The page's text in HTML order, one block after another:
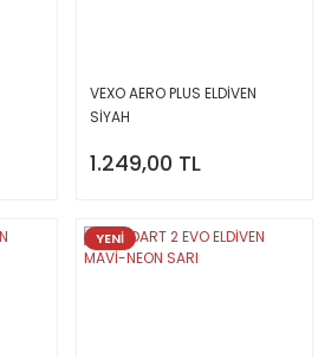
VEXO AERO PLUS ELDİVEN
SİYAH
1.249,00 TL
YENİ